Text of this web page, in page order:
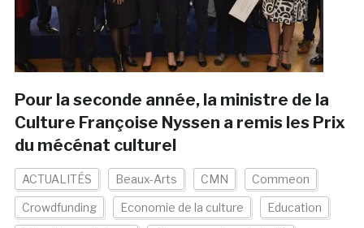
Pour la seconde année, la ministre de la
Culture Françoise Nyssen a remis les Prix
du mécénat culturel
ACTUALITÉS Beaux-Arts CMN Commeon
Crowdfunding Economie de la culture Education